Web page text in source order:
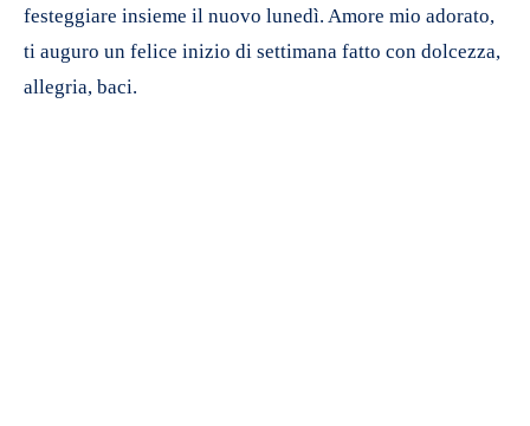
festeggiare insieme il nuovo lunedì. Amore mio adorato,
ti auguro un felice inizio di settimana fatto con dolcezza,
allegria, baci.